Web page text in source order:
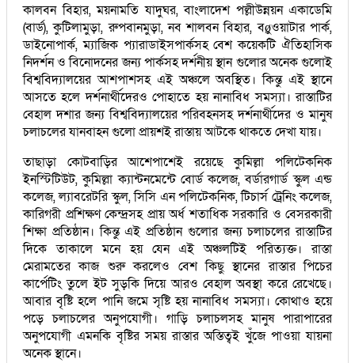
কালবন বিহার, ময়নামতি যাদুঘর, বাংলাদেশ পল্লীউন্নয়ন একাডেমি
(বার্ড), কুটিলামুড়া, রুপবানমুড়া, নব শালবন বিহার, বøুওয়াটার পার্ক,
ডাইনোপার্ক, ম্যাজিক প্যারাডাইসপার্কসহ বেশ কয়েকটি ঐতিহাসিক
নিদর্শন ও বিনোদনের জন্য পার্কসহ দর্শনীয় স্থান গুলোর অনেক গুলোই
বিশ্ববিদ্যালয়ের আশপাশসহ এই অঞ্চলে অবস্থিত। কিন্তু এই স্থানে
আসতে হলে দর্শনার্থীদেরও পোহাতে হয় নানাবিধ সমস্যা। রাস্তাটির
বেহাল দশার জন্য বিশ্ববিদ্যালয়ের পরিবহনসহ দর্শনার্থীদের ও মানুষ
চলাচলের যানবাহন গুলো প্রায়শই রাস্তায় আটকে থাকতে দেখা যায়।
তাছাড়া কোটবাড়ির আশেপাশেই রয়েছে কুমিল্লা পলিটেকনিক
ইনস্টিটিউট, কুমিল্লা ক্যান্টনমেন্টে বোর্ড কলেজ, বর্ডারগার্ড স্কুল এন্ড
কলেজ, ল্যাবরেটরি স্কুল, সিসি এন পলিটেকনিক, টিচার্স ট্রেনিং কলেজ,
কারিগরী প্রশিক্ষণ কেন্দ্রসহ প্রায় অর্ধ শতাধিক সরকারি ও বেসরকারী
শিক্ষা প্রতিষ্ঠান। কিন্তু এই প্রতিষ্ঠান গুলোর জন্য চলাচলের রাস্তাটির
দিকে তাকালে মনে হয় যেন এই অঞ্চলটিই পরিত্যক্ত। রাস্তা
মেরামতের কাজ শুরু করলেও বেশ কিছু স্থানের রাস্তার পিচের
কার্পেটিং তুলে ইট সুড়কি দিয়ে আরও বেহাল অবস্থা করে রেখেছে।
আবার বৃষ্টি হলে পানি জমে সৃষ্টি হয় নানাবিধ সমস্যা। কোথাও হয়ে
পড়ে চলাচলের অনুপযোগী। গাড়ি চলাচলসহ মানুষ পারাপারের
অনুপযোগী এমনকি বৃষ্টির সময় রাস্তার অস্তিত্বই খুঁজে পাওয়া যায়না
অনেক স্থানে।